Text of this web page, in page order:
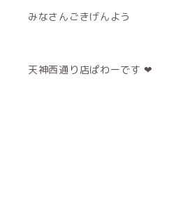
みなさんごきげんよう
天神西通り店ぱわーです ❤︎